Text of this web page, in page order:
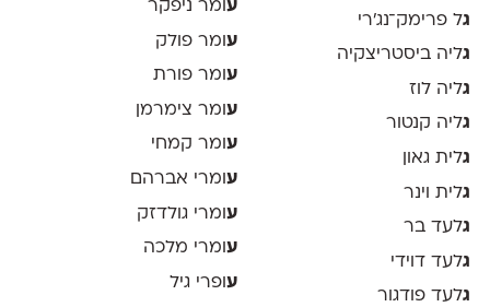
גל פרימק־נג׳רי
גליה ביסטריצקיה
גליה לוז
גליה קנטור
גלית גאון
גלית וינר
גלעד בר
גלעד דוידי
גלעד פודגור
ע ומר ניפקר
ע ומר פולק
עומר פורת
ע ומר צימרמן
עומר קמחי
ע ומרי אברהם
ע ומרי גולדזק
עומרי מלכה
ע ופרי גיל